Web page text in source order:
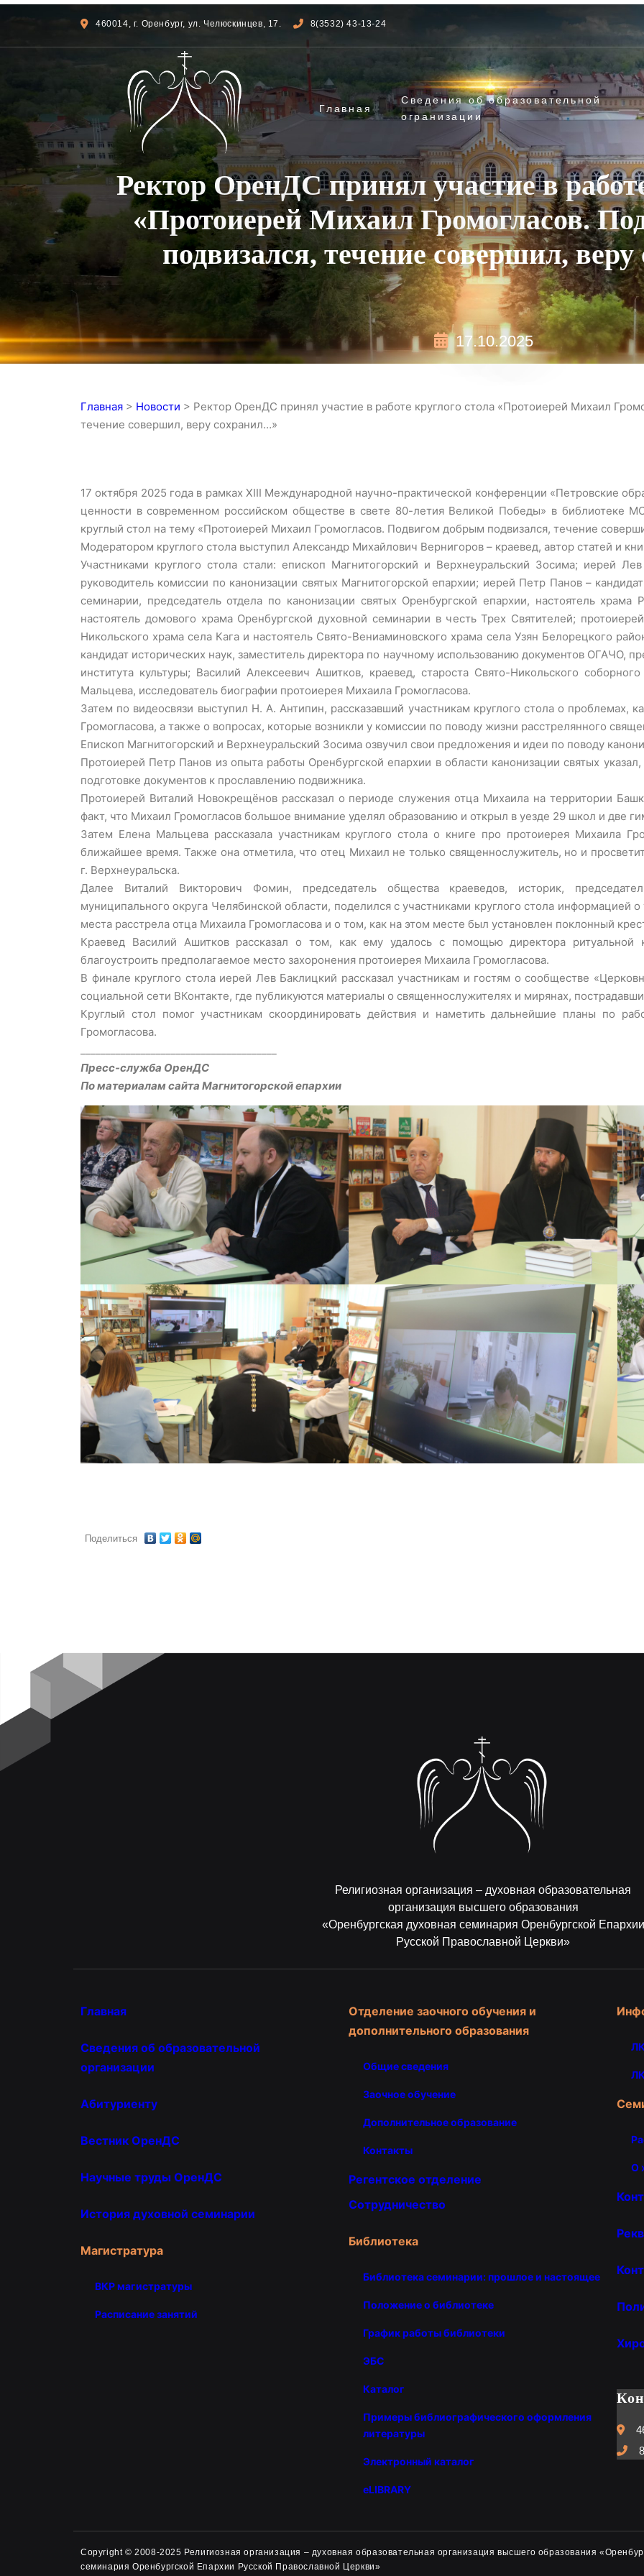
460014, г. Оренбург, ул. Челюскинцев, 17. 8(3532) 43-13-24
Главная
Сведения об образовательной
огранизации
Ректор ОренДС принял участие в
«Протоиерей Михаил Громогласов.
подвизался, течение совершил,
17.10.2025
Главная > Новости > Ректор ОренДС принял участие в работе круглого стола «Протоиерей Михаил
течение совершил, веру сохранил…»
17 октября 2025 года в рамках ХIII Международной научно-практической конференции «Петровские
ценности в современном российском обществе в свете 80-летия Великой Победы» в библиотеке
круглый стол на тему «Протоиерей Михаил Громогласов. Подвигом добрым подвизался, течение
Модератором круглого стола выступил Александр Михайлович Вернигоров – краевед, автор статей и
Участниками круглого стола стали: епископ Магнитогорский и Верхнеуральский Зосима; иерей
руководитель комиссии по канонизации святых Магнитогорской епархии; иерей Петр Панов –
семинарии, председатель отдела по канонизации святых Оренбургской епархии, настоятель
настоятель домового храма Оренбургской духовной семинарии в честь Трех Святителей;
Никольского храма села Кага и настоятель Свято-Вениаминовского храма села Узян Белорецкого
кандидат исторических наук, заместитель директора по научному использованию документов ОГАЧО,
института культуры; Василий Алексеевич Ашитков, краевед, староста Свято-Никольского
Мальцева, исследователь биографии протоиерея Михаила Громогласова.
Затем по видеосвязи выступил Н. А. Антипин, рассказавший участникам круглого стола о проблемах,
Громогласова, а также о вопросах, которые возникли у комиссии по поводу жизни расстрелянного
Епископ Магнитогорский и Верхнеуральский Зосима озвучил свои предложения и идеи по поводу
Протоиерей Петр Панов из опыта работы Оренбургской епархии в области канонизации святых
подготовке документов к прославлению подвижника.
Протоиерей Виталий Новокрещёнов рассказал о периоде служения отца Михаила на территории
факт, что Михаил Громогласов большое внимание уделял образованию и открыл в уезде 29 школ и две
Затем Елена Мальцева рассказала участникам круглого стола о книге про протоиерея Михаила
ближайшее время. Также она отметила, что отец Михаил не только священнослужитель, но и
г. Верхнеуральска.
Далее Виталий Викторович Фомин, председатель общества краеведов, историк,
муниципального округа Челябинской области, поделился с участниками круглого стола информацией
места расстрела отца Михаила Громогласова и о том, как на этом месте был установлен поклонный
Краевед Василий Ашитков рассказал о том, как ему удалось с помощью директора ритуальной
благоустроить предполагаемое место захоронения протоиерея Михаила Громогласова.
В финале круглого стола иерей Лев Баклицкий рассказал участникам и гостям о сообществе
социальной сети ВКонтакте, где публикуются материалы о священнослужителях и мирянах,
Круглый стол помог участникам скоординировать действия и наметить дальнейшие планы по
Громогласова.
Пресс-служба ОренДС
По материалам сайта Магнитогорской епархии
Поделиться
Религиозная организация – духовная образовательная
организация высшего образования
«Оренбургская духовная семинария Оренбургской Епархии
Русской Православной Церкви»
Главная
Сведения об образовательной
организации
Абитуриенту
Вестник ОренДС
Научные труды ОренДС
История духовной семинарии
Магистратура
ВКР магистратуры
Расписание занятий
Отделение заочного обучения и
дополнительного образования
Общие сведения
Заочное обучение
Дополнительное образование
Контакты
Регентское отделение
Сотрудничество
Библиотека
Библиотека семинарии: прошлое и настоящее
Положение о библиотеке
График работы библиотеки
ЭБС
Каталог
Примеры библиографического оформления
литературы
Электронный каталог
eLIBRARY
О
Copyright © 2008-2025 Религиозная организация – духовная образовательная организация высшего образования
семинария Оренбургской Епархии Русской Православной Церкви»